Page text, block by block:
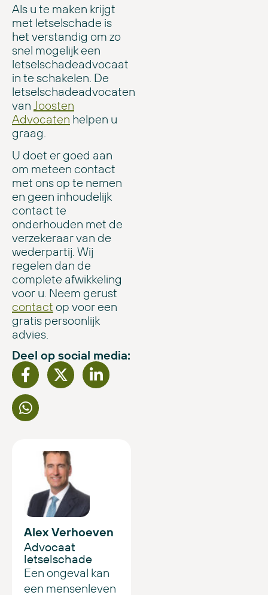
Als u te maken krijgt
met letselschade is
het verstandig om zo
snel mogelijk een
letselschadeadvocaat
in te schakelen. De
letselschadeadvocaten
van Joosten
Advocaten helpen u
graag.
U doet er goed aan
om meteen contact
met ons op te nemen
en geen inhoudelijk
contact te
onderhouden met de
verzekeraar van de
wederpartij. Wij
regelen dan de
complete afwikkeling
voor u. Neem gerust
contact op voor een
gratis persoonlijk
advies.
Deel op social media:
Alex Verhoeven
Advocaat
letselschade
Een ongeval kan
een mensenleven